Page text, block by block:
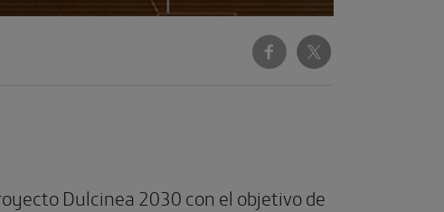
Dulcinea 2030 con el objetivo de